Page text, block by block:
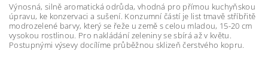
Výnosná, silně aromatická odrůda, vhodná pro přímou kuchyňskou
úpravu, ke konzervaci a sušení. Konzumní částí je list tmavě stříbřitě
modrozelené barvy, který se řeže u země s celou mladou, 15-20 cm
vysokou rostlinou. Pro nakládání zeleniny se sbírá až v květu.
Postupnými výsevy docílíme průběžnou sklizeň čerstvého kopru.